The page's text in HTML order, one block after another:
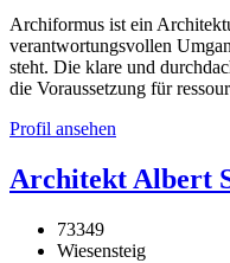
Archiformus ist ein
verantwortungsvollen
steht. Die klare und
die Voraussetzung für
Profil ansehen
Architekt Albert
73349
Wiesensteig